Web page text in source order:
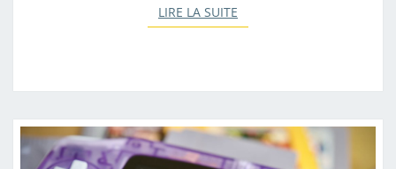
LIRE LA SUITE